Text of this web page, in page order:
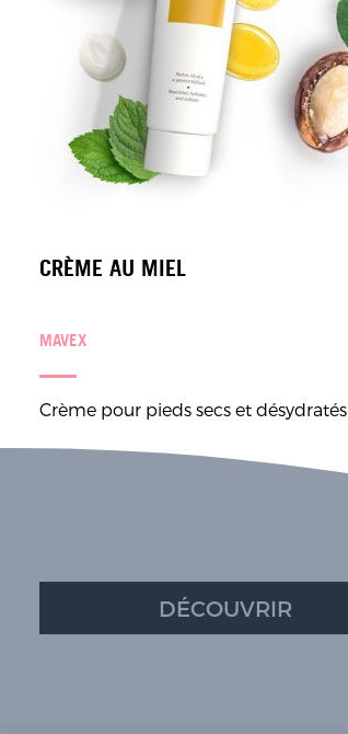
CRÈME AU MIEL
MAVEX
Crème pour pieds secs et désydratés
DÉCOUVRIR